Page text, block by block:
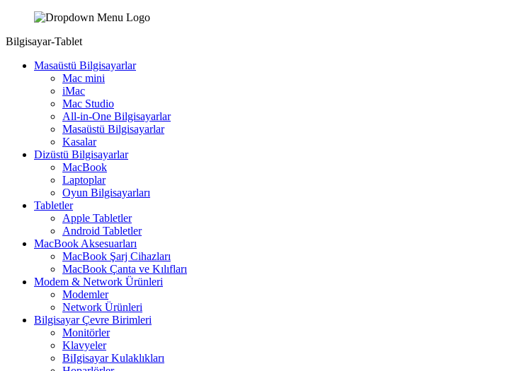
Bilgisayar-Tablet
Masaüstü Bilgisayarlar
Mac mini
iMac
Mac Studio
All-in-One Bilgisayarlar
Masaüstü Bilgisayarlar
Kasalar
Dizüstü Bilgisayarlar
MacBook
Laptoplar
Oyun Bilgisayarları
Tabletler
Apple Tabletler
Android Tabletler
MacBook Aksesuarları
MacBook Şarj Cihazları
MacBook Çanta ve Kılıfları
Modem & Network Ürünleri
Modemler
Network Ürünleri
Bilgisayar Çevre Birimleri
Monitörler
Klavyeler
BiIgisayar Kulaklıkları